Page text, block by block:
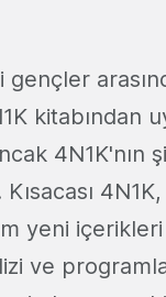
gençler
kitabından
4N1K'nın
yeni içerikleri
ve